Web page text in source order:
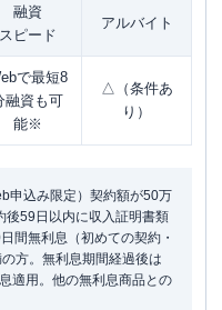
融資
スピード
アルバイト
で最短8
融資も可
能※
△（条件あ
り）
申込み限定）契約額が50万
後59日以内に収入証明書類
間無利息（初めての契約・
方。無利息期間経過後は
適用。他の無利息商品との